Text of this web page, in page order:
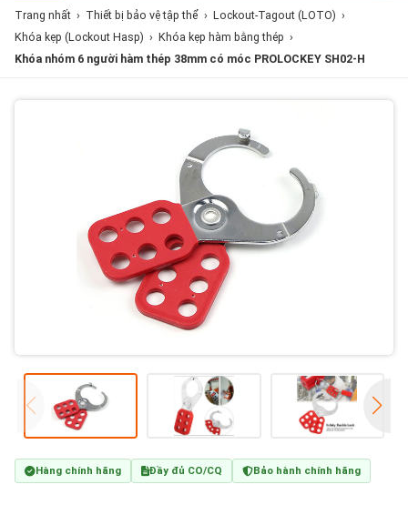
Trang nhất › Thiết bị bảo vệ tập thể › Lockout-Tagout (LOTO) ›
Khóa kẹp (Lockout Hasp) › Khóa kẹp hàm bằng thép ›
Khóa nhóm 6 người hàm thép 38mm có móc PROLOCKEY SH02-H
Hàng chính hãng Đầy đủ CO/CQ Bảo hành chính hãng